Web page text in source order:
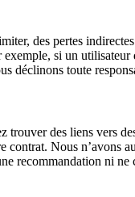
des pertes
exemple, si un
déclinons toute
trouver des liens vers
contrat. Nous n’avons
recommandation ni